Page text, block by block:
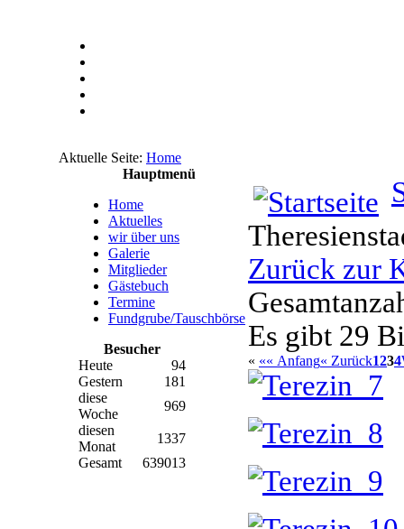
Aktuelle Seite: Home
Hauptmenü
Home
Aktuelles
wir über uns
Galerie
Mitglieder
Gästebuch
Termine
Fundgrube/Tauschbörse
Besucher
Heute
94
Gestern
181
diese
Woche
969
diesen
Monat
1337
Gesamt
639013
Zurück zur
Es gibt 29
« «« Anfang« Zurück1234